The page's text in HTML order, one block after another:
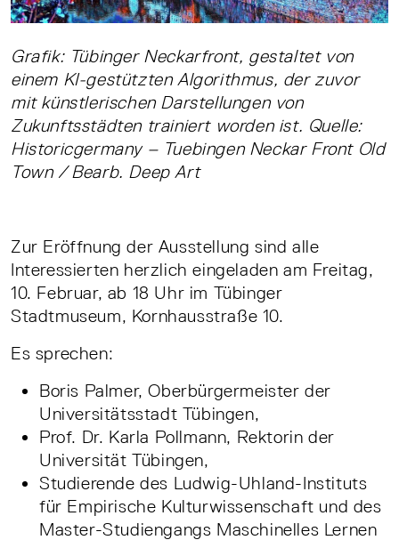
Grafik: Tübinger Neckarfront, gestaltet von
einem KI-gestützten Algorithmus, der zuvor
mit künstlerischen Darstellungen von
Zukunftsstädten trainiert worden ist. Quelle:
Historicgermany – Tuebingen Neckar Front Old
Town / Bearb. Deep Art
Zur Eröffnung der Ausstellung sind alle
Interessierten herzlich eingeladen am Freitag,
10. Februar, ab 18 Uhr im Tübinger
Stadtmuseum, Kornhausstraße 10.
Es sprechen:
Boris Palmer, Oberbürgermeister der
Universitätsstadt Tübingen,
Prof. Dr. Karla Pollmann, Rektorin der
Universität Tübingen,
Studierende des Ludwig-Uhland-Instituts
für Empirische Kulturwissenschaft und des
Master-Studiengangs Maschinelles Lernen